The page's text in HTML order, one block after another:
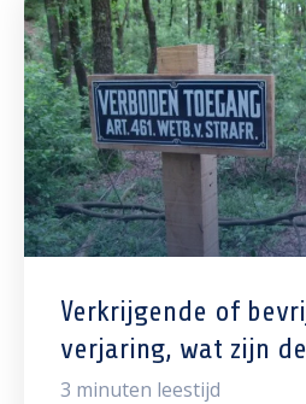
Verkrijgende of
verjaring, wat zijn
3 minuten leestijd